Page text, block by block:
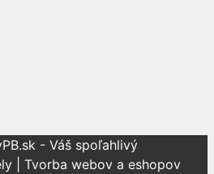
- Váš spoľahlivý
| Tvorba webov a eshopov